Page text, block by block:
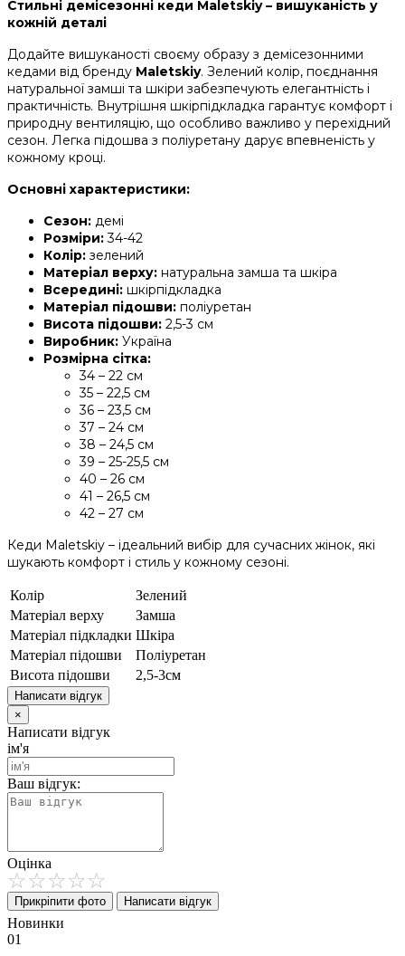
Стильні демісезонні кеди Maletskiy – вишуканість у
кожній деталі
Додайте вишуканості своєму образу з демісезонними
кедами від бренду Maletskiy. Зелений колір, поєднання
натуральної замші та шкіри забезпечують елегантність і
практичність. Внутрішня шкірпідкладка гарантує комфорт і
природну вентиляцію, що особливо важливо у перехідний
сезон. Легка підошва з поліуретану дарує впевненість у
кожному кроці.
Основні характеристики:
Сезон: демі
Розміри:34-42
Колір: зелений
Матеріал верху: натуральна замша та шкіра
Всередині: шкірпідкладка
Матеріал підошви: поліуретан
Висота підошви: 2,5-3 см
Виробник: Україна
Розмірна сітка:
34 – 22 см
35 – 22,5 см
36 – 23,5 см
37 – 24 см
38 – 24,5 см
39 – 25-25,5 см
40 – 26 см
41 – 26,5 см
42 – 27 см
Кеди Maletskiy – ідеальний вибір для сучасних жінок, які
шукають комфорт і стиль у кожному сезоні.
Колір
Зелений
Матеріал верху
Замша
Матеріал підкладки Шкіра
Матеріал підошви
Поліуретан
Висота підошви
2,5-3см
Написати відгук
×
Написати відгук
ім'я
Ваш відгук:
Оцінка
Прикріпити фото Написати відгук
Новинки
01